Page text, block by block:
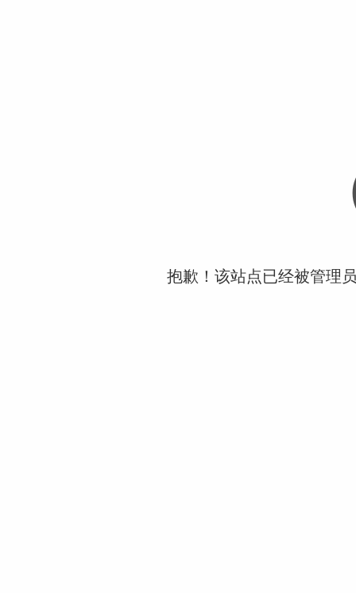
抱歉！该站点已经被管理